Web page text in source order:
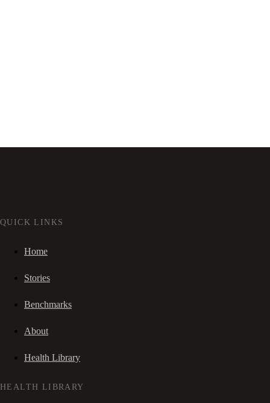
QUICK LINKS
Home
Stories
Benchmarks
About
Health Library
HEALTH LIBRARY